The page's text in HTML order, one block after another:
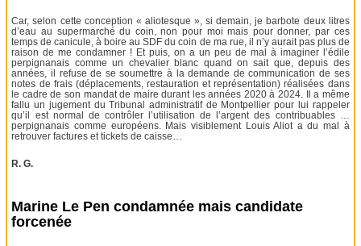
Car, selon cette conception « aliotesque », si demain, je barbote deux litres
d’eau au supermarché du coin, non pour moi mais pour donner, par ces
temps de canicule, à boire au SDF du coin de ma rue, il n’y aurait pas plus de
raison de me condamner ! Et puis, on a un peu de mal à imaginer l’édile
perpignanais comme un chevalier blanc quand on sait que, depuis des
années, il refuse de se soumettre à la demande de communication de ses
notes de frais (déplacements, restauration et représentation) réalisées dans
le cadre de son mandat de maire durant les années 2020 à 2024. Il a même
fallu un jugement du Tribunal administratif de Montpellier pour lui rappeler
qu’il est normal de contrôler l’utilisation de l’argent des contribuables …
perpignanais comme européens. Mais visiblement Louis Aliot a du mal à
retrouver factures et tickets de caisse…
R. G.
Marine Le Pen condamnée mais candidate
forcenée